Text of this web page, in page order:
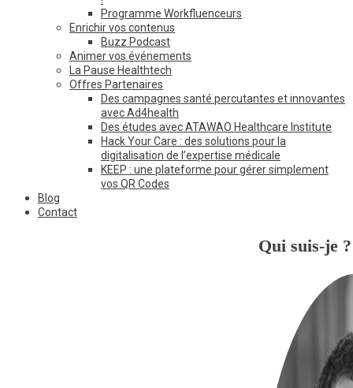
Programme Workfluenceurs
Enrichir vos contenus
Buzz Podcast
Animer vos événements
La Pause Healthtech
Offres Partenaires
Des campagnes santé percutantes et innovantes
avec Ad4health
Des études avec ATAWAO Healthcare Institute
Hack Your Care : des solutions pour la
digitalisation de l’expertise médicale
KEEP : une plateforme pour gérer simplement
vos QR Codes
Blog
Contact
Qui suis-je ?